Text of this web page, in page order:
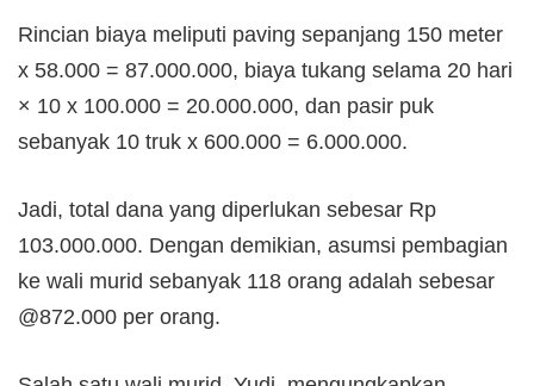
Rincian biaya meliputi paving sepanjang 150 meter
x 58.000 = 87.000.000, biaya tukang selama 20 hari
× 10 x 100.000 = 20.000.000, dan pasir puk
sebanyak 10 truk x 600.000 = 6.000.000.
Jadi, total dana yang diperlukan sebesar Rp
103.000.000. Dengan demikian, asumsi pembagian
ke wali murid sebanyak 118 orang adalah sebesar
@872.000 per orang.